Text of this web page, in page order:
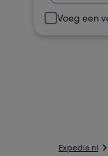
Voeg een
Expedia.nl